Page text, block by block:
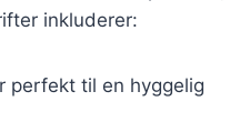
inkluderer:
perfekt til en hyggelig